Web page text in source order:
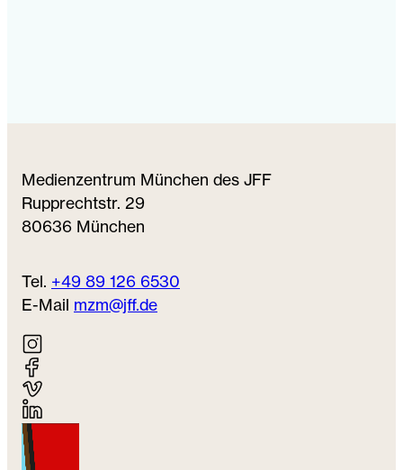
Medienzentrum München des JFF
Rupprechtstr. 29
80636 München
Tel. +49 89 126 6530
E-Mail mzm@jff.de